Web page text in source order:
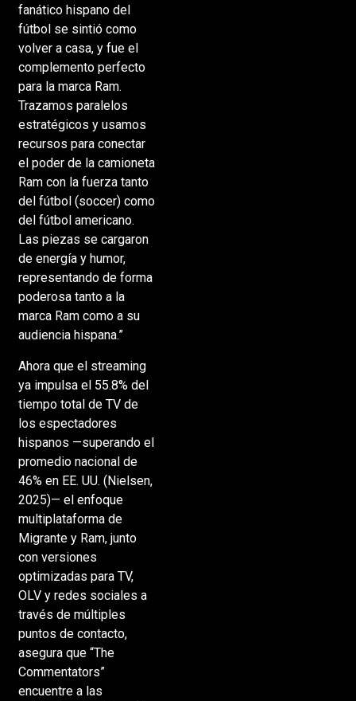
fanático hispano del
fútbol se sintió como
volver a casa, y fue el
complemento perfecto
para la marca Ram.
Trazamos paralelos
estratégicos y usamos
recursos para conectar
el poder de la camioneta
Ram con la fuerza tanto
del fútbol (soccer) como
del fútbol americano.
Las piezas se cargaron
de energía y humor,
representando de forma
poderosa tanto a la
marca Ram como a su
audiencia hispana.”
Ahora que el streaming
ya impulsa el 55.8% del
tiempo total de TV de
los espectadores
hispanos —superando el
promedio nacional de
46% en EE. UU. (Nielsen,
2025)— el enfoque
multiplataforma de
Migrante y Ram, junto
con versiones
optimizadas para TV,
OLV y redes sociales a
través de múltiples
puntos de contacto,
asegura que “The
Commentators”
encuentre a las